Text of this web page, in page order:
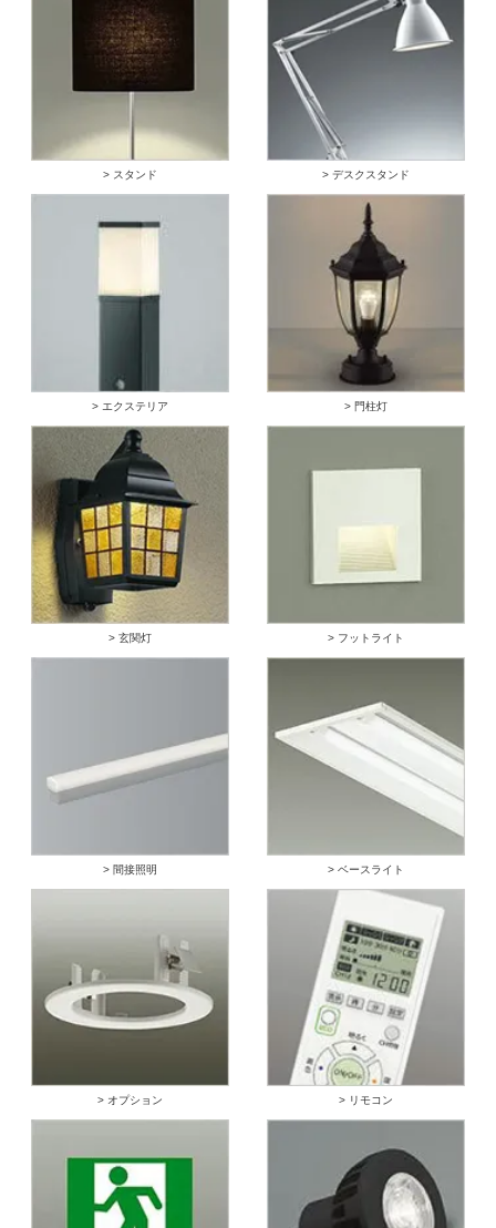
> スタンド > デスクスタンド
> エクステリア > 門柱灯
> 玄関灯 > フットライト
> 間接照明 > ベースライト
> オプション > リモコン